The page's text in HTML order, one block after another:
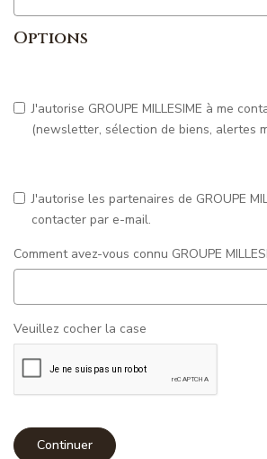
Options
J'autorise GROUPE MILLESIME à me
(newsletter, sélection de biens, alertes
J'autorise les partenaires de GROUPE
contacter par e-mail.
Comment avez-vous connu GROUPE
Veuillez cocher la case
Continuer